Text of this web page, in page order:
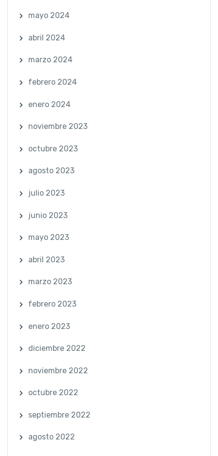
mayo 2024
abril 2024
marzo 2024
febrero 2024
enero 2024
noviembre 2023
octubre 2023
agosto 2023
julio 2023
junio 2023
mayo 2023
abril 2023
marzo 2023
febrero 2023
enero 2023
diciembre 2022
noviembre 2022
octubre 2022
septiembre 2022
agosto 2022